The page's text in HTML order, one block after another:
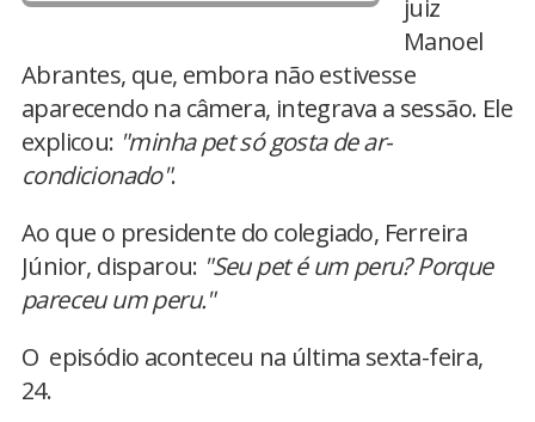
juiz
Manoel
Abrantes, que, embora não estivesse
aparecendo na câmera, integrava a sessão. Ele
explicou: "minha pet só gosta de ar-
condicionado".
Ao que o presidente do colegiado, Ferreira
Júnior, disparou: "Seu pet é um peru? Porque
pareceu um peru."
O episódio aconteceu na última sexta-feira,
24.